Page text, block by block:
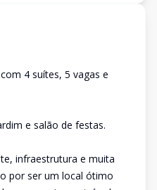
4 suítes, 5 vagas e
e salão de festas.
infraestrutura e muita
por ser um local ótimo